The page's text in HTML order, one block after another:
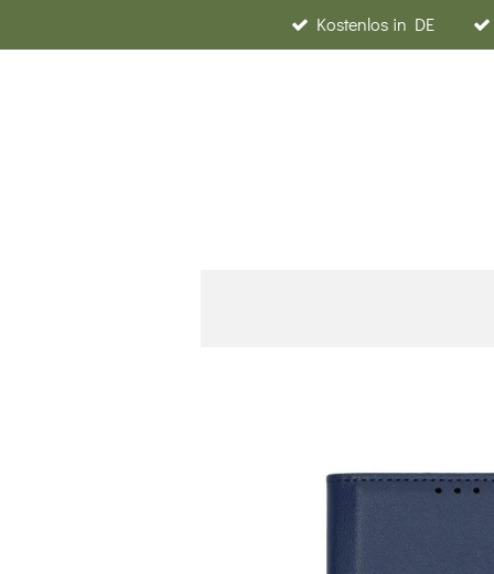
Hauptinhalt
Kostenlos in DE